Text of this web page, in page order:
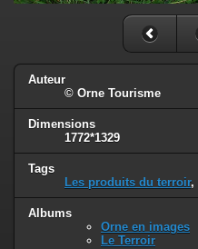
Auteur
© Orne Tourisme
Dimensions
1772*1329
Tags
Les produits du terroir,
Albums
Orne en images
Le Terroir